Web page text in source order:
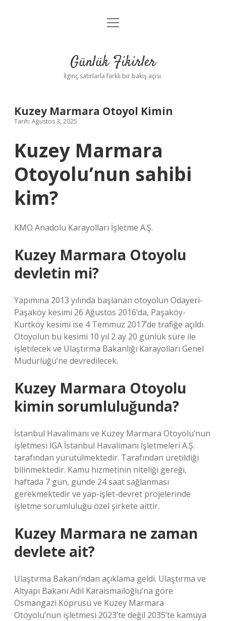
Anasayfa
Yasal Uyarı
menüyü
Günlük Fikirler
İlginç satırlarla farklı bir bakış açısı.
Kuzey Marmara Otoyol Kimin
Tarih: Ağustos 3, 2025
Kuzey Marmara
Otoyolu’nun sahibi
kim?
KMO Anadolu Karayolları İşletme A.Ş.
Kuzey Marmara Otoyolu
devletin mi?
Yapımına 2013 yılında başlanan otoyolun Odayeri-
Paşaköy kesimi 26 Ağustos 2016’da, Paşaköy-
Kurtköy kesimi ise 4 Temmuz 2017’de trafiğe açıldı.
Otoyolun bu kesimi 10 yıl 2 ay 20 günlük süre ile
işletilecek ve Ulaştırma Bakanlığı Karayolları Genel
Müdürlüğü’ne devredilecek.
Kuzey Marmara Otoyolu
kimin sorumluluğunda?
İstanbul Havalimanı ve Kuzey Marmara Otoyolu’nun
işletmesi İGA İstanbul Havalimanı İşletmeleri A.Ş.
tarafından yürütülmektedir. Tarafından üretildiği
bilinmektedir. Kamu hizmetinin niteliği gereği,
haftada 7 gün, günde 24 saat sağlanması
gerekmektedir ve yap-işlet-devret projelerinde
işletme sorumluluğu özel şirkete aittir.
Kuzey Marmara ne zaman
devlete ait?
Ulaştırma Bakanı’ndan açıklama geldi. Ulaştırma ve
Altyapı Bakanı Adil Karaismailoğlu’na göre
Osmangazi Köprüsü ve Kuzey Marmara
Otoyolu’nun işletmesi 2023’te değil 2035’te kamuya